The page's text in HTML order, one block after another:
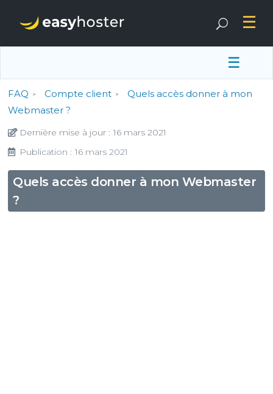
☰
FAQ Compte client
Quels accès donner à mon
Webmaster ?
Dernière mise à jour : 16 mars 2021
Publication : 16 mars 2021
Quels accès donner à mon Webmaster
?